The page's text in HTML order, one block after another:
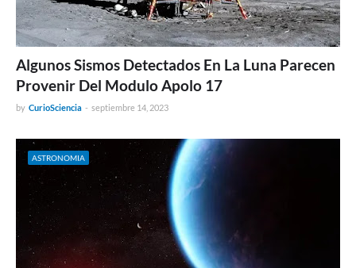
Algunos Sismos Detectados En La Luna Parecen
Provenir Del Modulo Apolo 17
by CurioSciencia - septiembre 14, 2023
ASTRONOMIA